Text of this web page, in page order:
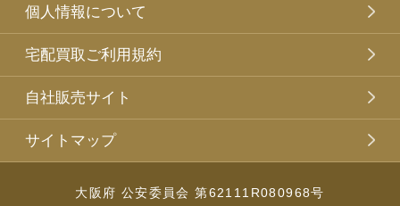
個人情報について
宅配買取ご利用規約
自社販売サイト
サイトマップ
大阪府 公安委員会 第62111R080968号